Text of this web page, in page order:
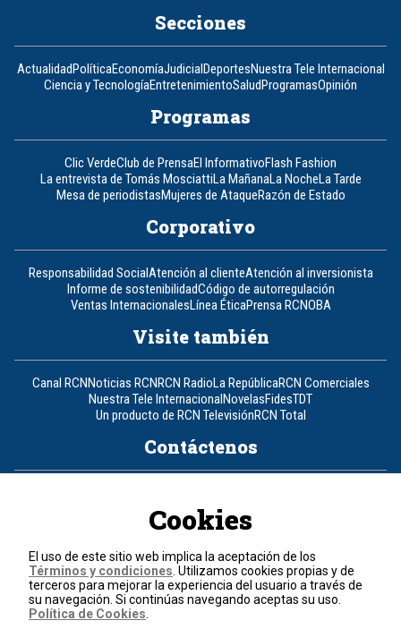
Secciones
ActualidadPolíticaEconomíaJudicialDeportesNuestra Tele Internacional
Ciencia y TecnologíaEntretenimientoSaludProgramasOpinión
Programas
Clic VerdeClub de PrensaEl InformativoFlash Fashion
La entrevista de Tomás MosciattiLa MañanaLa NocheLa Tarde
Mesa de periodistasMujeres de AtaqueRazón de Estado
Corporativo
Responsabilidad SocialAtención al clienteAtención al inversionista
Informe de sostenibilidadCódigo de autorregulación
Ventas InternacionalesLínea ÉticaPrensa RCNOBA
Visite también
Canal RCNNoticias RCNRCN RadioLa RepúblicaRCN Comerciales
Nuestra Tele InternacionalNovelasFidesTDT
Un producto de RCN TelevisiónRCN Total
Contáctenos
Política de cookies
Términos y condiciones
© 2026, RCN Medios.
Todos los derechos reservados.
Cookies
El uso de este sitio web implica la aceptación de los
Términos y condiciones . Utilizamos cookies propias y de
terceros para mejorar la experiencia del usuario a través de
su navegación. Si continúas navegando aceptas su uso.
Política de Cookies